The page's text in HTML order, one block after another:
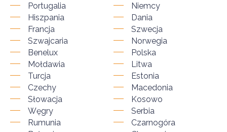
Portugalia
Hiszpania
Francja
Szwajcaria
Benelux
Mołdawia
Turcja
Niemcy
Dania
Szwecja
Norwegia
Polska
Litwa
Estonia
Czechy
Słowacja
Węgry
Rumunia
Macedonia
Kosowo
Serbia
Czarnogóra